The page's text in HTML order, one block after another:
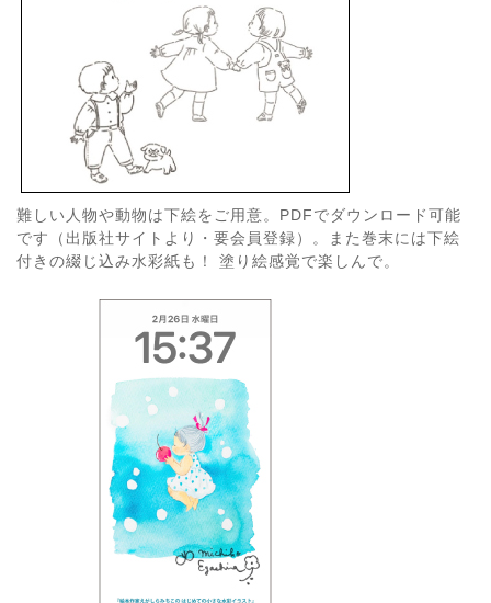
難しい人物や動物は下絵をご用意。PDFでダウンロード可能
です（出版社サイトより・要会員登録）。また巻末には下絵
付きの綴じ込み水彩紙も！ 塗り絵感覚で楽しんで。